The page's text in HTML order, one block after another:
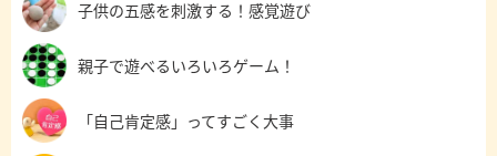
子供の五感を刺激する！感覚遊び
親子で遊べるいろいろゲーム！
「自己肯定感」ってすごく大事